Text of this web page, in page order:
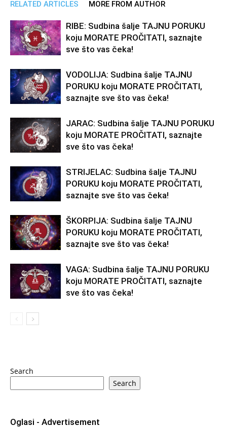
RELATED ARTICLES MORE FROM AUTHOR
RIBE: Sudbina šalje TAJNU PORUKU
koju MORATE PROČITATI, saznajte
sve što vas čeka!
VODOLIJA: Sudbina šalje TAJNU
PORUKU koju MORATE PROČITATI,
saznajte sve što vas čeka!
JARAC: Sudbina šalje TAJNU PORUKU
koju MORATE PROČITATI, saznajte
sve što vas čeka!
STRIJELAC: Sudbina šalje TAJNU
PORUKU koju MORATE PROČITATI,
saznajte sve što vas čeka!
ŠKORPIJA: Sudbina šalje TAJNU
PORUKU koju MORATE PROČITATI,
saznajte sve što vas čeka!
VAGA: Sudbina šalje TAJNU PORUKU
koju MORATE PROČITATI, saznajte
sve što vas čeka!
Search
Search
Oglasi - Advertisement